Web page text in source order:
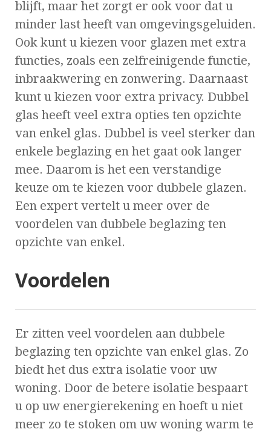
blijft, maar het zorgt er ook voor dat u
minder last heeft van omgevingsgeluiden.
Ook kunt u kiezen voor glazen met extra
functies, zoals een zelfreinigende functie,
inbraakwering en zonwering. Daarnaast
kunt u kiezen voor extra privacy. Dubbel
glas heeft veel extra opties ten opzichte
van enkel glas. Dubbel is veel sterker dan
enkele beglazing en het gaat ook langer
mee. Daarom is het een verstandige
keuze om te kiezen voor dubbele glazen.
Een expert vertelt u meer over de
voordelen van dubbele beglazing ten
opzichte van enkel.
Voordelen
Er zitten veel voordelen aan dubbele
beglazing ten opzichte van enkel glas. Zo
biedt het dus extra isolatie voor uw
woning. Door de betere isolatie bespaart
u op uw energierekening en hoeft u niet
meer zo te stoken om uw woning warm te